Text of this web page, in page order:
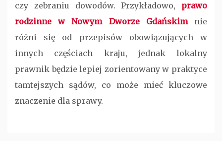
czy zebraniu dowodów. Przykładowo, prawo
rodzinne w Nowym Dworze Gdańskimnie
różni się od przepisów obowiązujących w
innych częściach kraju, jednak lokalny
prawnik będzie lepiej zorientowany w praktyce
tamtejszych sądów, co może mieć kluczowe
znaczenie dla sprawy.